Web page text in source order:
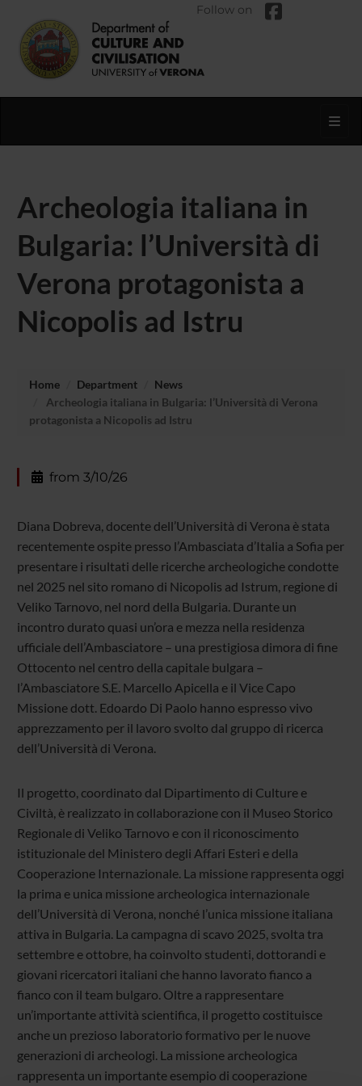
Follow on
Archeologia italiana in
Bulgaria: l’Università di
Verona protagonista a
Nicopolis ad Istru
Home Department
News
Archeologia italiana in Bulgaria: l’Università di Verona
protagonista a Nicopolis ad Istru
from 3/10/26
Diana Dobreva, docente dell’Università di Verona è stata
recentemente ospite presso l’Ambasciata d’Italia a Sofia per
presentare i risultati delle ricerche archeologiche condotte
nel 2025 nel sito romano di Nicopolis ad Istrum, regione di
Veliko Tarnovo, nel nord della Bulgaria. Durante un
incontro durato quasi un’ora e mezza nella residenza
ufficiale dell’Ambasciatore – una prestigiosa dimora di fine
Ottocento nel centro della capitale bulgara –
l’Ambasciatore S.E. Marcello Apicella e il Vice Capo
Missione dott. Edoardo Di Paolo hanno espresso vivo
apprezzamento per il lavoro svolto dal gruppo di ricerca
dell’Università di Verona.
Il progetto, coordinato dal Dipartimento di Culture e
Civiltà, è realizzato in collaborazione con il Museo Storico
Regionale di Veliko Tarnovo e con il riconoscimento
istituzionale del Ministero degli Affari Esteri e della
Cooperazione Internazionale. La missione rappresenta oggi
la prima e unica missione archeologica internazionale
dell’Università di Verona, nonché l’unica missione italiana
attiva in Bulgaria. La campagna di scavo 2025, svolta tra
settembre e ottobre, ha coinvolto studenti, dottorandi e
giovani ricercatori italiani che hanno lavorato fianco a
fianco con il team bulgaro. Oltre a rappresentare
un’importante attività scientifica, il progetto costituisce
anche un prezioso laboratorio formativo per le nuove
generazioni di archeologi. La missione archeologica
rappresenta un importante esempio di cooperazione